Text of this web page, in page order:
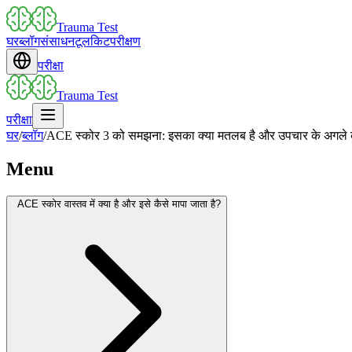
Trauma Test
घरब्लॉगसंसाधनटूलकिटपरीक्षण
परीक्षा
Trauma Test
परीक्षा
घर/ब्लॉग/ACE स्कोर 3 को समझना: इसका क्या मतलब है और उपचार के अगले
Menu
ACE स्कोर वास्तव में क्या है और इसे कैसे मापा जाता है?